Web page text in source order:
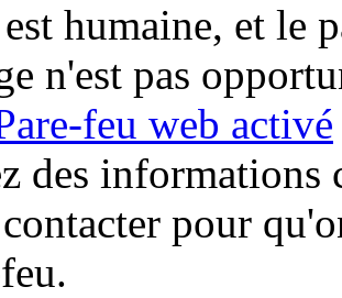
humaine, et le
n'est pas
feu web activé
des informations
pour